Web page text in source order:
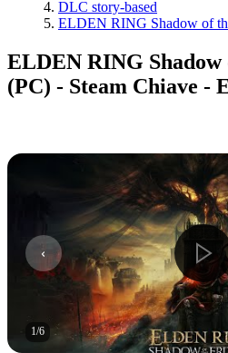
DLC story-based
ELDEN RING Shadow of
ELDEN RING
(PC) - Steam Chiave -
1/6